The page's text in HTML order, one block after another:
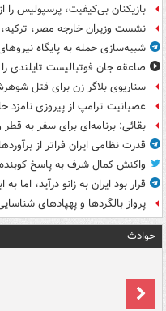
بازیکنان بی‌کیفیت، پرسپولیس را
نشست وزیران خارجه مصر،
شبیه‌سازی حمله به پایگاه
صاعقه جان فوتبالیست تایلندی
سناریوی بلاگر زن برای قتل
عصبانیت ترامپ از پیروزی
بقائی: برنامه‌ای برای سفر به قطر
قدرت نظامی ایران فراتر از برآوردها
واکنش کمال شرف به پاسخ
قرار بود ایران به زانو درآید،
پرواز بالگردها و پهپادهای
حوادث